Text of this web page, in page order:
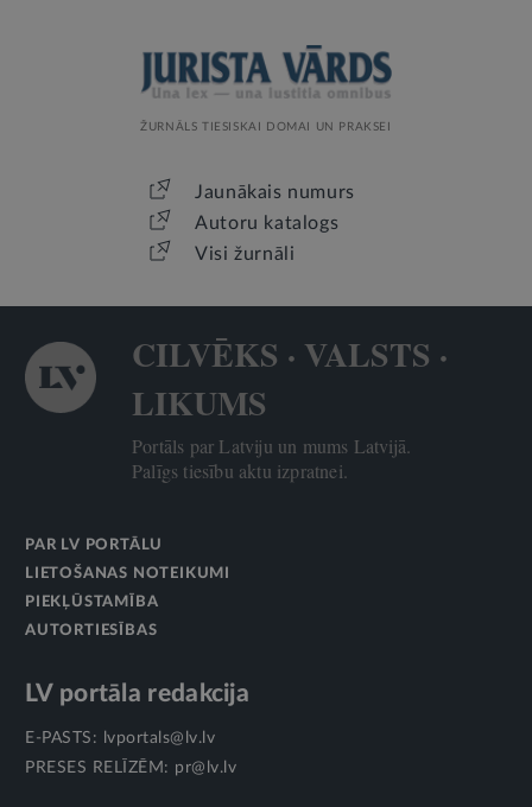
ŽURNĀLS TIESISKAI DOMAI UN PRAKSEI
Jaunākais numurs
Autoru katalogs
Visi žurnāli
CILVĒKS · VALSTS ·
LIKUMS
Portāls par Latviju un mums Latvijā.
Palīgs tiesību aktu izpratnei.
PAR LV PORTĀLU
LIETOŠANAS NOTEIKUMI
PIEKĻŪSTAMĪBA
AUTORTIESĪBAS
LV portāla redakcija
E-PASTS:
lvportals@lv.lv
PRESES RELĪZĒM: pr@lv.lv